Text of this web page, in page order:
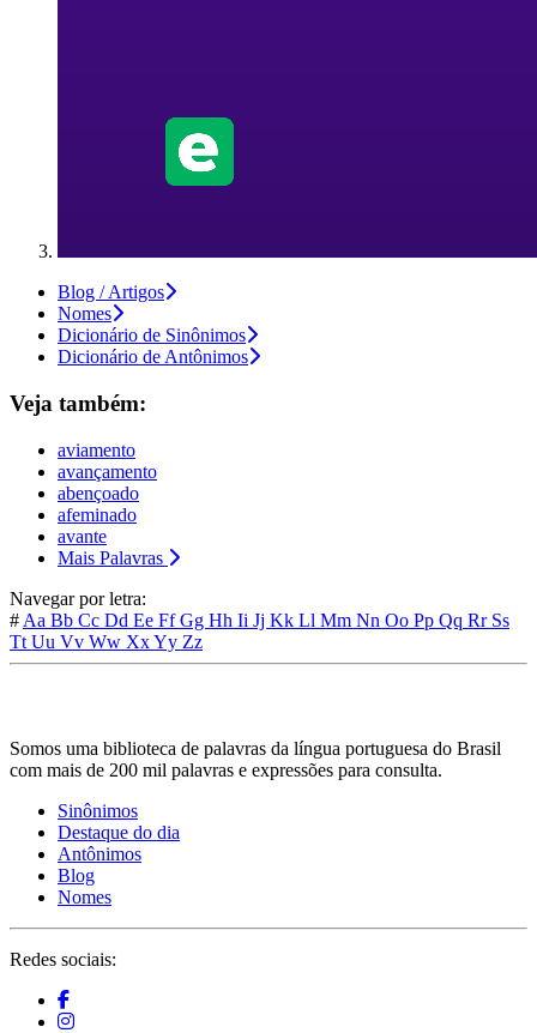
Blog / Artigos
Nomes
Dicionário de Sinônimos
Dicionário de Antônimos
Veja também:
aviamento
avançamento
abençoado
afeminado
avante
Mais Palavras
Navegar por letra:
# Aa Bb Cc Dd Ee FfGg Hh Ii Jj Kk Ll Mm Nn Oo Pp Qq Rr Ss
Tt Uu Vv Ww XxYy Zz
Somos uma biblioteca de palavras da língua portuguesa do Brasil
com mais de 200 mil palavras e expressões para consulta.
Sinônimos
Destaque do dia
Antônimos
Blog
Nomes
Redes sociais: